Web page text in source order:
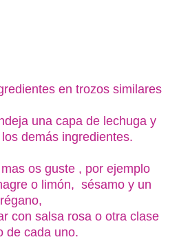
en trozos similares
una capa de lechuga y
demás ingredientes.
os guste , por ejemplo
o limón, sésamo y un
con salsa rosa o otra clase
de cada uno.